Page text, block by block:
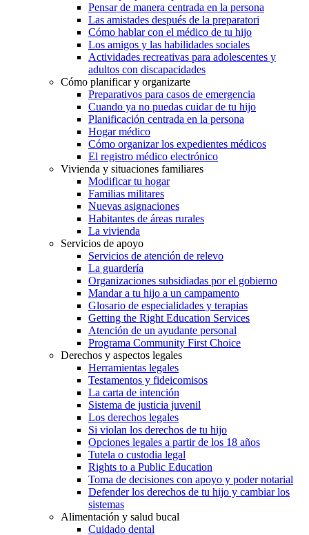
Pensar de manera centrada en la persona
Las amistades después de la preparatori
Cómo hablar con el médico de tu hijo
Los amigos y las habilidades sociales
Actividades recreativas para adolescentes y
adultos con discapacidades
Cómo planificar y organizarte
Preparativos para casos de emergencia
Cuando ya no puedas cuidar de tu hijo
Planificación centrada en la persona
Hogar médico
Cómo organizar los expedientes médicos
El registro médico electrónico
Vivienda y situaciones familiares
Modificar tu hogar
Familias militares
Nuevas asignaciones
Habitantes de áreas rurales
La vivienda
Servicios de apoyo
Servicios de atención de relevo
La guardería
Organizaciones subsidiadas por el gobierno
Mandar a tu hijo a un campamento
Glosario de especialidades y terapias
Getting the Right Education Services
Atención de un ayudante personal
Programa Community First Choice
Derechos y aspectos legales
Herramientas legales
Testamentos y fideicomisos
La carta de intención
Sistema de justicia juvenil
Los derechos legales
Si violan los derechos de tu hijo
Opciones legales a partir de los 18 años
Tutela o custodia legal
Rights to a Public Education
Toma de decisiones con apoyo y poder notarial
Defender los derechos de tu hijo y cambiar los
sistemas
Alimentación y salud bucal
Cuidado dental